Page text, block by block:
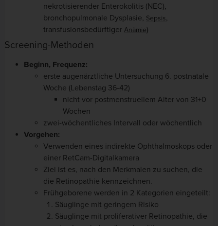
nekrotisierender Enterokolitis (NEC),
bronchopulmonale Dysplasie, Sepsis,
transfusionsbedürftiger Anämie)
Screening-Methoden
Beginn, Frequenz:
erste augenärztliche Untersuchung 6. postnatale
Woche (Lebenstag 36-42)
nicht vor postmenstruellem Alter von 31+0
Wochen
zwei-wöchentliches Intervall oder wöchentlich
Vorgehen:
Verwenden eines indirekte Ophthalmoskops oder
einer RetCam-Digitalkamera
Ziel ist es, nach den Merkmalen zu suchen, die
die Retinopathie kennzeichnen.
Frühgeborene werden in 2 Kategorien eingeteilt:
Säuglinge mit geringem Risiko
Säuglinge mit proliferativer Retinopathie, die